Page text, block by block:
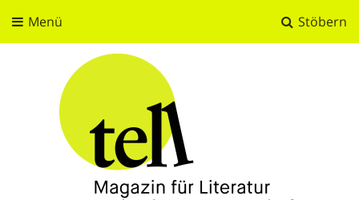
Stöbern
Menü